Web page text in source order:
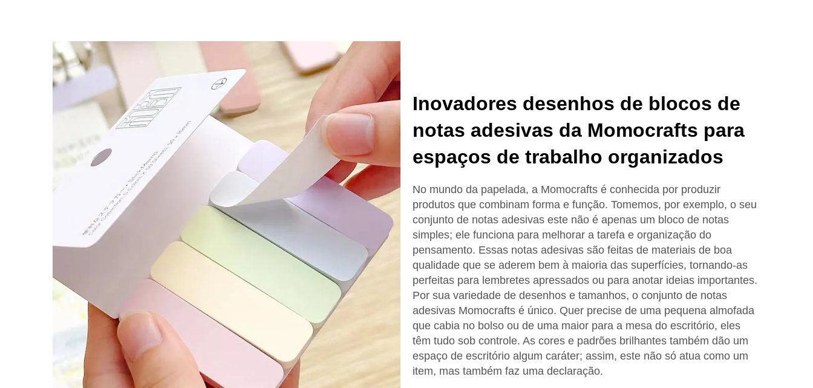
Inovadores desenhos de blocos de
notas adesivas da Momocrafts para
espaços de trabalho organizados
No mundo da papelada, a Momocrafts é conhecida por produzir
produtos que combinam forma e função. Tomemos, por exemplo, o seu
conjunto de notas adesivas este não é apenas um bloco de notas
simples; ele funciona para melhorar a tarefa e organização do
pensamento. Essas notas adesivas são feitas de materiais de boa
qualidade que se aderem bem à maioria das superfícies, tornando-as
perfeitas para lembretes apressados ou para anotar ideias importantes.
Por sua variedade de desenhos e tamanhos, o conjunto de notas
adesivas Momocrafts é único. Quer precise de uma pequena almofada
que cabia no bolso ou de uma maior para a mesa do escritório, eles
têm tudo sob controle. As cores e padrões brilhantes também dão um
espaço de escritório algum caráter; assim, este não só atua como um
item, mas também faz uma declaração.